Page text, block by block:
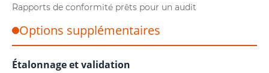
Rapports de conformité prêts pour un audit
Options supplémentaires
Étalonnage et validation